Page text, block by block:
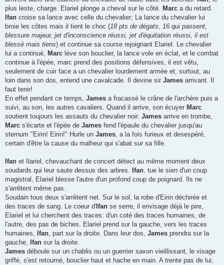
plus leste, charge. Elariel plonge a cheval sur le côté. Marc a du retard.
Ifan croise sa lance avec celle du chevalier; La lance du chevalier lui
broie les côtes mais il tient le choc (18 pts de dégats, 16 qui passent,
blessure majeur, jet d'inconscience réussi, jet d'équitation réussi, il est
blessé mais tiens) et continue sa course rejoignant Elariel. Le chevalier
lui a continué, Marc lève son bouclier, la lance vole en éclat, et le combat
continue à l'épée, marc prend des positions défensives, il est vêtu,
seulement de cuir face a un chevalier lourdement armée et, surtout, au
loin dans son dos, entend une cavalcade. Il devine sir James arrivant. Il
faut tenir!
En effet pendant ce temps, James a fracassé le crâne de l'archère puis a
suivi, au son, les autres cavaliers. Quand il arrive, son écuyer Marc
soutient toujours les assauts du chevalier noir. James arrive en trombe,
Marc s'écarte et l'épée de James fend l'épaule du chevalier jusqu'au
sternum "Eirin! Eirin!" Hurle un James, a la fois furieux et desespéré,
certain d'être la cause du malheur qui s'abat sur sa fille.
Ifan et Ilariel, chevauchant de concert détect au même moment deux
soudards qui leur saute dessus des arbres. Ifan, tue le sien d'un coup
magistral, Elariel blesse l'autre d'un profond coup de poignard. Ils ne
s'arrêtent même pas.
Soudain tous deux s'arrêtent net. Sur le sol, la robe d'Eirin déchirée et
des traces de sang. Le coeur d' Ifan se serre, il envisage déjà le pire,
Elariel et lui cherchent des traces: d'un coté des traces humaines, de
l'autre, des pas de biches. Elariel prend sur la gauche, vers les traces
humaines, Ifan, part sur la droite. Dans leur dos, James prendra sur la
gauche, Ifan sur la droite.
James déboule sur un chablis ou un guerrier saxon vieillissant, le visage
griffé, s'est retourné, bouclier haut et hache en main. A trente pas de lui,